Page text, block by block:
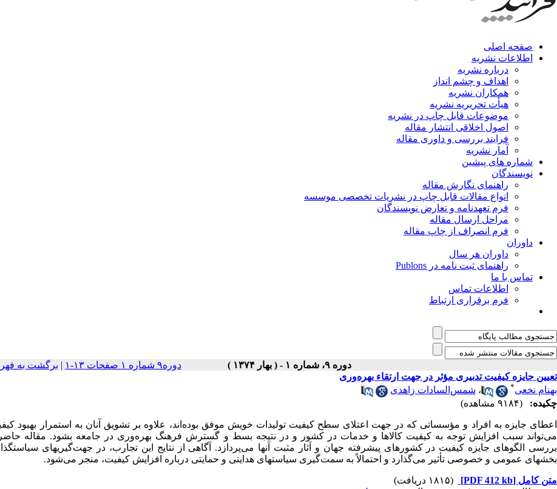
صفحه اصلی
اطلاعات نشریه
درباره نشریه
اهداف و چشم انداز
همکاران نشریه
هیأت تحریریه نشریه
موضوعات قابل چاپ در نشریه
اصول اخلاقی انتشار مقاله
فرایند بررسی و داوری مقاله
آمار نشریه
شماره های پیشین
نویسندگان
راهنمای نگارش مقاله
انواع مقالات قابل چاپ در نشریات تخصصی موسسه
فرم تعهدنامه و تعارض نویسندگان
مراحل ارسال مقاله
فرم انصراف از چاپ مقاله
داوران
داوران هر سال
راهنمای ثبت نامه در Publons
تماس با ما
اطلاعات تماس
فرم برقراری ارتباط
دوره ۹، شماره ۱ - ( بهار ۱۳۷۴ ) دوره۹ شماره ۱ صفحات ۱۳-۱ | برگشت به
تعیین جایزه کیفیت تدبیری مؤثر در جهت ارتقاء بهره‌وری
بهنام نخعی* ، شمس‌السادات زاهدی
چکیده:
(۹۱۸۴ مشاهده)
اعطای جایزه به افراد و مؤسساتی که در جهت اعتلای سطح کیفیت تولیدات خویش موفق بوده‌اند، علاوه بر تشویق آنان به استمرار بهبود
می‌تواند سبب افزایش توجه به کیفیت کالاها و خدمات در کشور و در نتیجه بسط و گسترش فرهنگ بهره‌وری در جامعه بشود. مقاله
بررسی الگوهای جایزه کیفیت در کشورهای پیشرفته جهان و آثار مثبت آنها می‌پردازد. آگاهی از نتایج این تجارب، در جهت‌گیریهای
بخشهای عمومی و خصوصی تأثیر می‌گذارد و احتمالاً به سمت‌گیری سیاستهای هدایتی و حمایتی درباره افزایش کیفیت، منجر می‌شود.
متن کامل [PDF 412 kb]
(۱۸۱۵ دریافت)